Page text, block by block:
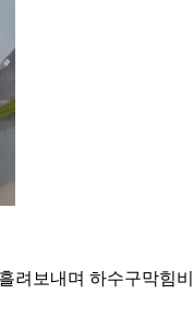
려보내며 하수구막힘